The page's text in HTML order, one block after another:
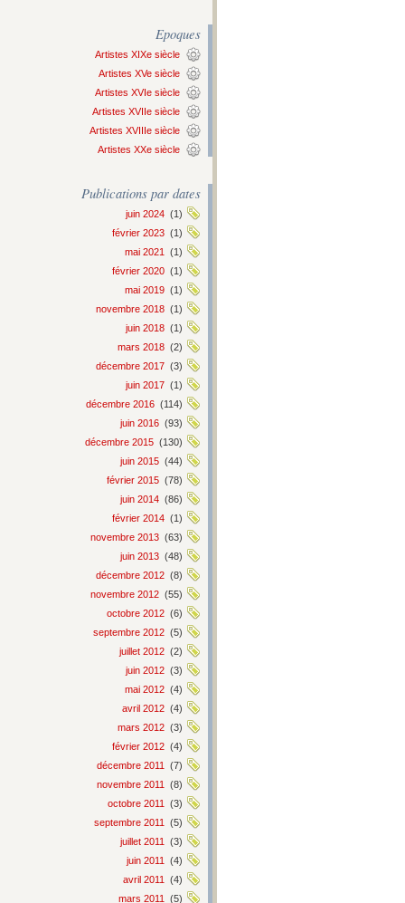
Epoques
Artistes XIXe siècle
Artistes XVe siècle
Artistes XVIe siècle
Artistes XVIIe siècle
Artistes XVIIIe siècle
Artistes XXe siècle
Publications par dates
juin 2024 (1)
février 2023 (1)
mai 2021
(1)
février 2020 (1)
mai 2019 (1)
novembre 2018 (1)
juin 2018 (1)
mars 2018 (2)
décembre 2017 (3)
juin 2017 (1)
décembre 2016 (114)
juin 2016 (93)
décembre 2015 (130)
juin 2015 (44)
février 2015 (78)
juin 2014 (86)
février 2014 (1)
novembre 2013 (63)
juin 2013 (48)
décembre 2012 (8)
novembre 2012 (55)
octobre 2012 (6)
septembre 2012 (5)
juillet 2012 (2)
juin 2012 (3)
mai 2012 (4)
avril 2012 (4)
mars 2012 (3)
février 2012 (4)
décembre 2011
(7)
novembre 2011
(8)
octobre 2011
(3)
septembre 2011
(5)
juillet 2011
(3)
juin 2011
(4)
avril 2011
(4)
mars 2011
(5)